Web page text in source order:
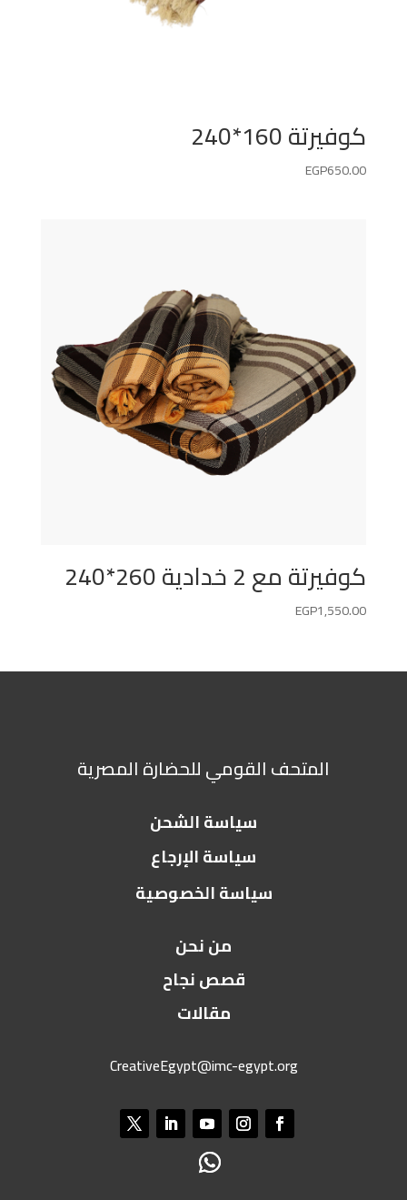
كوفيرتة 160*240
EGP650.00
كوفيرتة مع 2 خدادية 260*240
EGP1,550.00
المتحف القومي للحضارة المصرية
سياسة الشحن
سياسة الإرجاع
سياسة الخصوصية
من نحن
قصص نجاح
مقالات
CreativeEgypt@imc-egypt.org